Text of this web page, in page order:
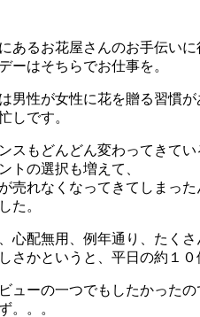
あるお花屋さんのお手伝いに
ーはそちらでお仕事を。
男性が女性に花を贈る習慣が
しです。
スもどんどん変わってきてい
トの選択も増えて、
売れなくなってきてしまっ
た。
心配無用、例年通り、たくさ
さかというと、平日の約１
ューの一つでもしたかったの
。。。